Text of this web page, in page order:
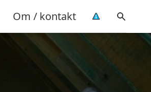
Om / kontakt